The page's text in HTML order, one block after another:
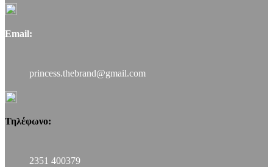
Email:
princess.thebrand@gmail.com
Τηλέφωνο:
2351 400379